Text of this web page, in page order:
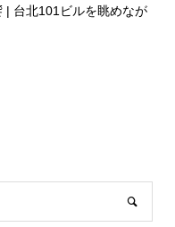
| 台北101ビルを眺めなが